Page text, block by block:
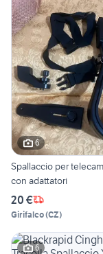
6
Spallaccio per
con adattatori
20 €
Girifalco(CZ)
6